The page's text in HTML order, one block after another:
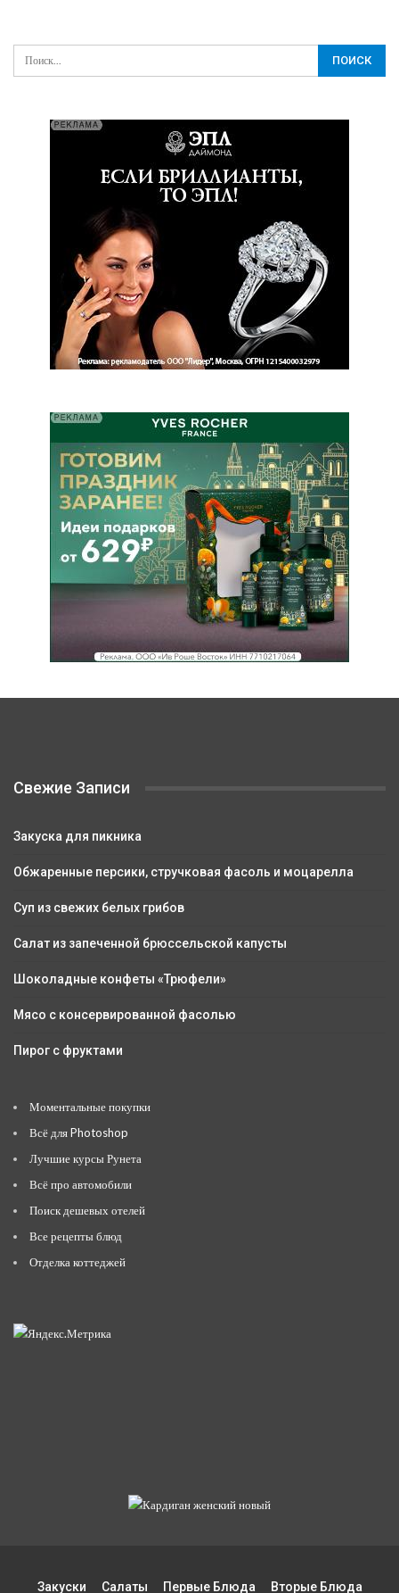
Свежие Записи
Закуска для пикника
Обжаренные персики, стручковая фасоль и моцарелла
Суп из свежих белых грибов
Салат из запеченной брюссельской капусты
Шоколадные конфеты «Трюфели»
Мясо с консервированной фасолью
Пирог с фруктами
Моментальные покупки
Всё для Photoshop
Лучшие курсы Рунета
Всё про автомобили
Поиск дешевых отелей
Все рецепты блюд
Отделка коттеджей
Закуски Салаты Первые Блюда Вторые Блюда